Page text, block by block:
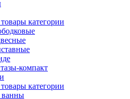
категории
компакт
категории
ванны